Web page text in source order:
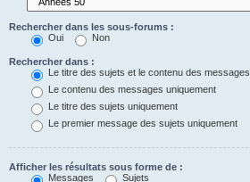
Rechercher dans les sous-forums :
Oui
Non
Rechercher dans :
Le titre des sujets et le contenu des messages
Le contenu des messages uniquement
Le titre des sujets uniquement
Le premier message des sujets uniquement
Afficher les résultats sous forme de :
Messages
Sujets